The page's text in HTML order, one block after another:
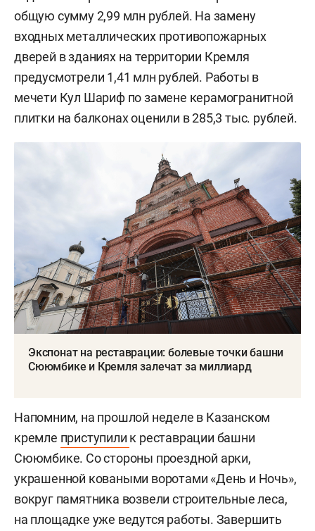
общую сумму 2,99 млн рублей. На замену
входных металлических противопожарных
дверей в зданиях на территории Кремля
предусмотрели 1,41 млн рублей. Работы в
мечети Кул Шариф по замене керамогранитной
плитки на балконах оценили в 285,3 тыс. рублей.
Экспонат на реставрации: болевые точки башни
Сююмбике и Кремля залечат за миллиард
Напомним, на прошлой неделе в Казанском
кремле приступили к реставрации башни
Сююмбике. Со стороны проездной арки,
украшенной коваными воротами «День и Ночь»,
вокруг памятника возвели строительные леса,
на площадке уже ведутся работы. Завершить